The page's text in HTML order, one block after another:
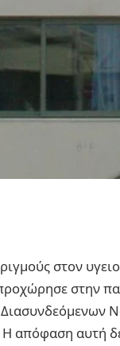
στον
στην
απόφαση αυτή